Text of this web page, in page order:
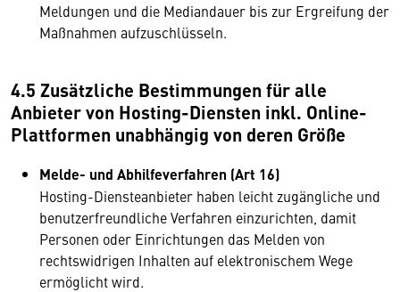
Meldungen und die Mediandauer bis zur Ergreifung der
Maßnahmen aufzuschlüsseln.
4.5 Zusätzliche Bestimmungen für alle
Anbieter von Hosting-Diensten inkl. Online-
Plattformen unabhängig von deren Größe
Melde- und Abhilfeverfahren (Art 16)
Hosting-Diensteanbieter haben leicht zugängliche und
benutzerfreundliche Verfahren einzurichten, damit
Personen oder Einrichtungen das Melden von
rechtswidrigen Inhalten auf elektronischem Wege
ermöglicht wird.